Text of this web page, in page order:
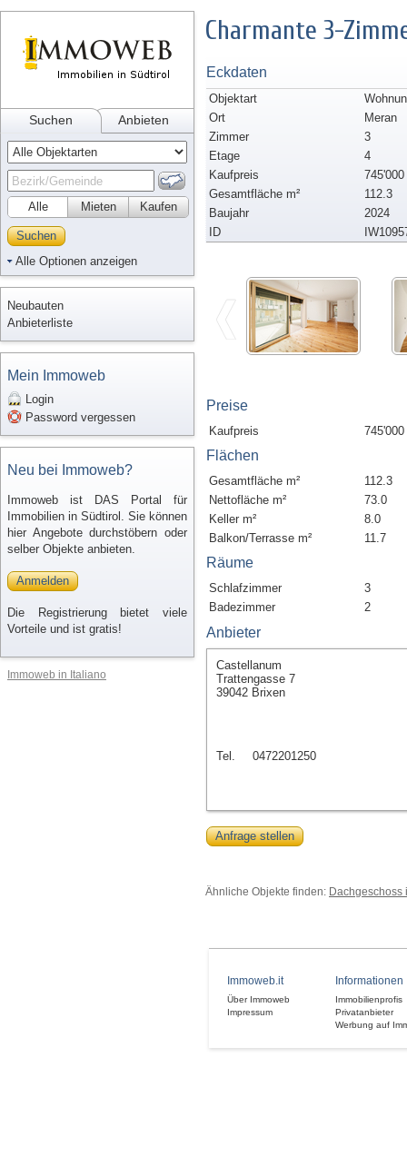
Suchen Anbieten
Alle Kaufen
Mieten
Suchen
Alle Optionen anzeigen
Neubauten
Anbieterliste
Mein Immoweb
Login
Password vergessen
Neu bei Immoweb?
Immoweb ist DAS Portal für
Immobilien in Südtirol. Sie können
hier Angebote durchstöbern oder
selber Objekte anbieten.
Anmelden
Die Registrierung bietet viele
Vorteile und ist gratis!
Immoweb in Italiano
Charmante 3-
Eckdaten
Objektart
Ort
Meran
Zimmer
3
Etage
4
Kaufpreis
745'000
Gesamtfläche m²
112.3
Baujahr
2024
ID
Preise
Kaufpreis 745'000
Flächen
Gesamtfläche m²
112.3
Nettofläche m²
73.0
Keller m²
8.0
Balkon/Terrasse m²
11.7
Räume
Schlafzimmer
3
Badezimmer
2
Anbieter
Castellanum
Trattengasse 7
39042 Brixen
Tel. 0472201250
Anfrage stellen
Ähnliche Objekte finden: Dachgeschoss
Immoweb.it
Über Immoweb
Impressum
Informationen
Immobilienprofis
Privatanbieter
Werbung auf